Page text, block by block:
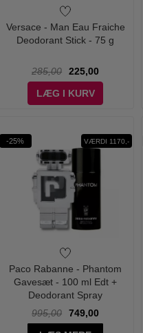
Versace - Man Eau Fraiche
Deodorant Stick - 75 g
285,00
225,00
LÆG I KURV
-25% VÆRDI 1170,-
Paco Rabanne - Phantom
Gavesæt - 100 ml Edt +
Deodorant Spray
995,00
749,00